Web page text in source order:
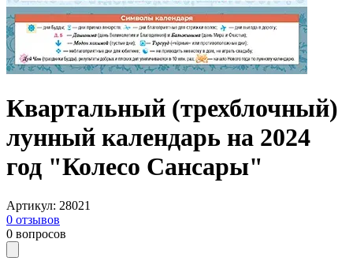
Квартальный (трехблочный)
лунный календарь на 2024
год "Колесо Сансары"
Артикул: 28021
0 отзывов
0 вопросов